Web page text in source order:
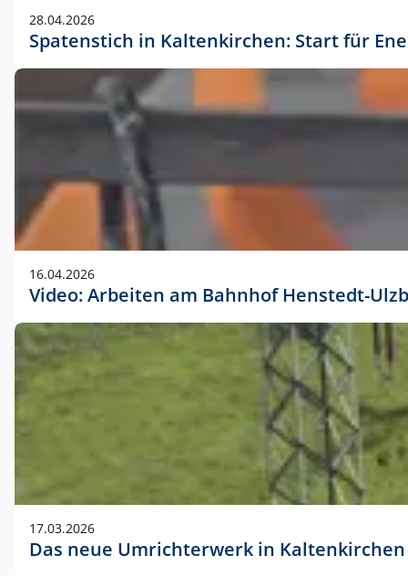
28.04.2026
Spatenstich in Kaltenkirchen: Start für
16.04.2026
Video: Arbeiten am Bahnhof Henstedt-
17.03.2026
Das neue Umrichterwerk in Kaltenkirchen